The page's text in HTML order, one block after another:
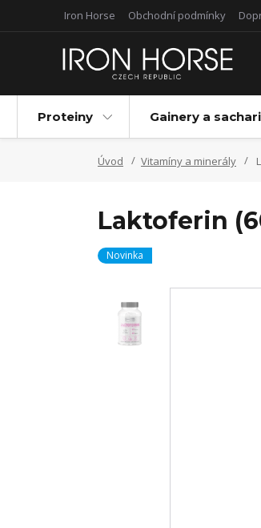
Iron Horse Obchodní podmínky
Proteiny Gainery a
Úvod Vitamíny a minerály
Laktoferin
Novinka